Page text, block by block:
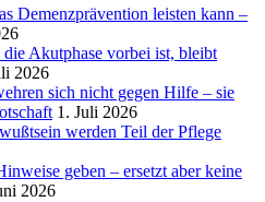
Demenzprävention leisten kann –
Akutphase vorbei ist, bleibt
2026
sich nicht gegen Hilfe – sie
1. Juli 2026
werden Teil der Pflege
geben – ersetzt aber keine
2026